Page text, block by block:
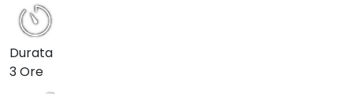
Durata
3 Ore